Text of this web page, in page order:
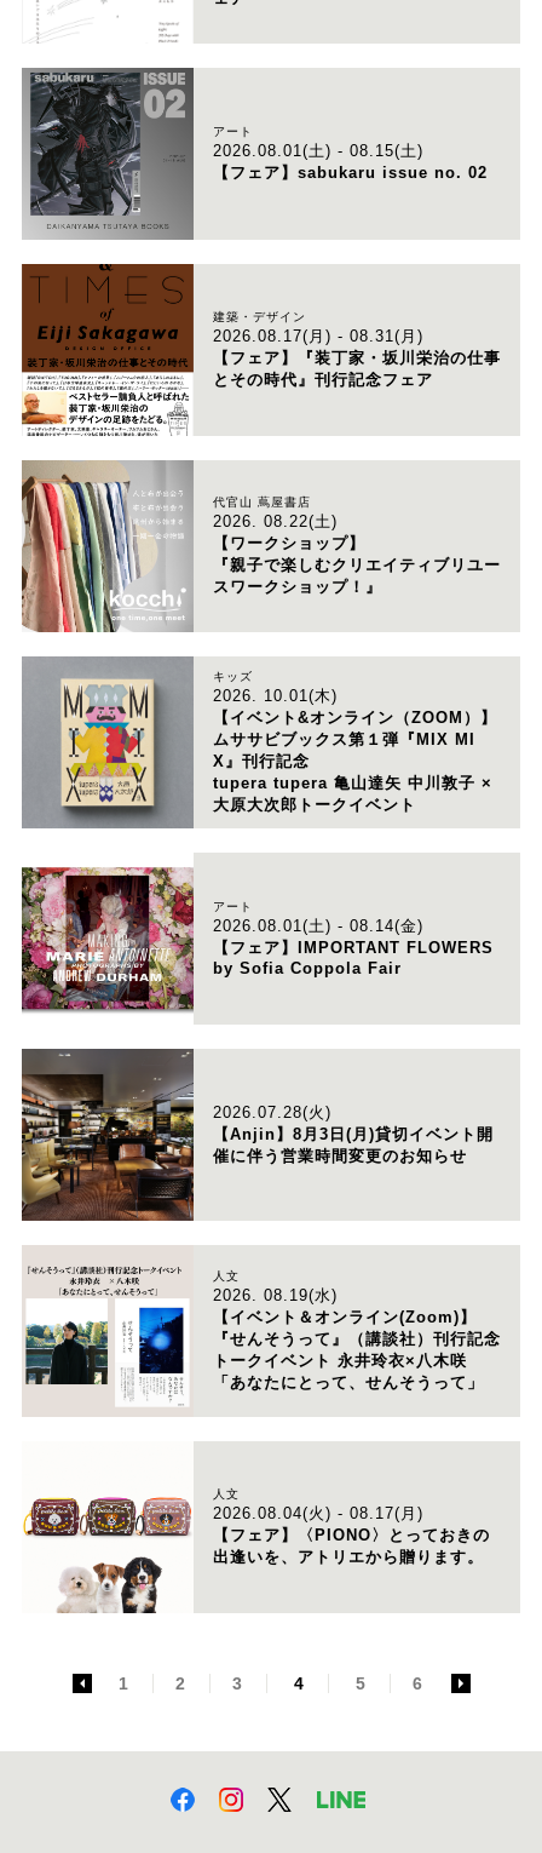
アート
2026.08.01(土) - 08.15(土)
【フェア】sabukaru issue no. 02
建築・デザイン
2026.08.17(月) - 08.31(月)
【フェア】『装丁家・坂川栄治の仕事
とその時代』刊行記念フェア
代官山 蔦屋書店
2026. 08.22(土)
【ワークショップ】
『親子で楽しむクリエイティブリユー
スワークショップ！』
キッズ
2026. 10.01(木)
【イベント&オンライン（ZOOM）】
ムササビブックス第１弾『MIX MI
X』刊行記念
tupera tupera 亀山達矢 中川敦子 ×
大原大次郎トークイベント
アート
2026.08.01(土) - 08.14(金)
【フェア】IMPORTANT FLOWERS
by Sofia Coppola Fair
2026.07.28(火)
【Anjin】8月3日(月)貸切イベント開
催に伴う営業時間変更のお知らせ
人文
2026. 08.19(水)
【イベント＆オンライン(Zoom)】
『せんそうって』（講談社）刊行記念
トークイベント 永井玲衣×八木咲
「あなたにとって、せんそうって」
人文
2026.08.04(火) - 08.17(月)
【フェア】〈PIONO〉とっておきの
出逢いを、アトリエから贈ります。
1 2 3 4 5 6